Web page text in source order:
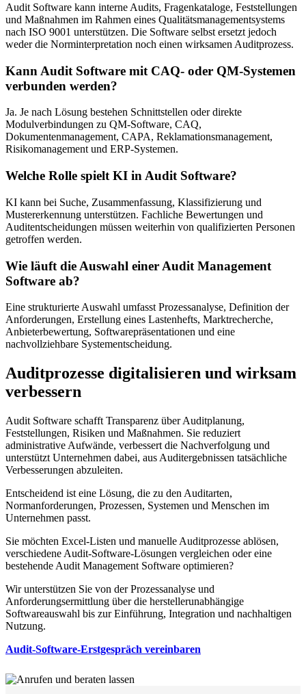
Audit Software kann interne Audits, Fragenkataloge, Feststellungen
und Maßnahmen im Rahmen eines Qualitätsmanagementsystems
nach ISO 9001 unterstützen. Die Software selbst ersetzt jedoch
weder die Norminterpretation noch einen wirksamen Auditprozess.
Kann Audit Software mit CAQ- oder QM-Systemen
verbunden werden?
Ja. Je nach Lösung bestehen Schnittstellen oder direkte
Modulverbindungen zu QM-Software, CAQ,
Dokumentenmanagement, CAPA, Reklamationsmanagement,
Risikomanagement und ERP-Systemen.
Welche Rolle spielt KI in Audit Software?
KI kann bei Suche, Zusammenfassung, Klassifizierung und
Mustererkennung unterstützen. Fachliche Bewertungen und
Auditentscheidungen müssen weiterhin von qualifizierten Personen
getroffen werden.
Wie läuft die Auswahl einer Audit Management
Software ab?
Eine strukturierte Auswahl umfasst Prozessanalyse, Definition der
Anforderungen, Erstellung eines Lastenhefts, Marktrecherche,
Anbieterbewertung, Softwarepräsentationen und eine
nachvollziehbare Systementscheidung.
Auditprozesse digitalisieren und wirksam
verbessern
Audit Software schafft Transparenz über Auditplanung,
Feststellungen, Risiken und Maßnahmen. Sie reduziert
administrative Aufwände, verbessert die Nachverfolgung und
unterstützt Unternehmen dabei, aus Auditergebnissen tatsächliche
Verbesserungen abzuleiten.
Entscheidend ist eine Lösung, die zu den Auditarten,
Normanforderungen, Prozessen, Systemen und Menschen im
Unternehmen passt.
Sie möchten Excel-Listen und manuelle Auditprozesse ablösen,
verschiedene Audit-Software-Lösungen vergleichen oder eine
bestehende Audit Management Software optimieren?
Wir unterstützen Sie von der Prozessanalyse und
Anforderungsermittlung über die herstellerunabhängige
Softwareauswahl bis zur Einführung, Integration und nachhaltigen
Nutzung.
Audit-Software-Erstgespräch vereinbaren